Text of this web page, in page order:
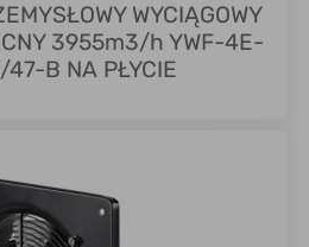
WYCIĄGOWY
3955m3/h YWF-4E-
B NA PŁYCIE